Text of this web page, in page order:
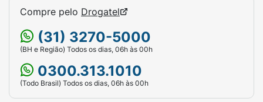
Compre pelo Drogatel
(31) 3270-5000
(BH e Região) Todos os dias, 06h às 00h
0300.313.1010
(Todo Brasil) Todos os dias, 06h às 00h